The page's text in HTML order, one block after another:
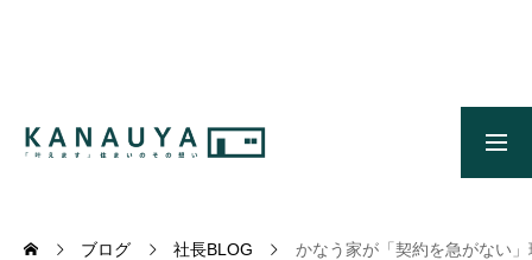
施工事例
ブログ 社長BLOG かなう家が「契約を急がない